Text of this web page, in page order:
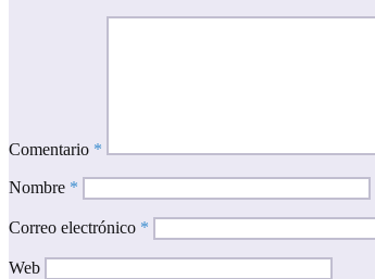
Comentario *
Nombre *
Correo electrónico *
Web